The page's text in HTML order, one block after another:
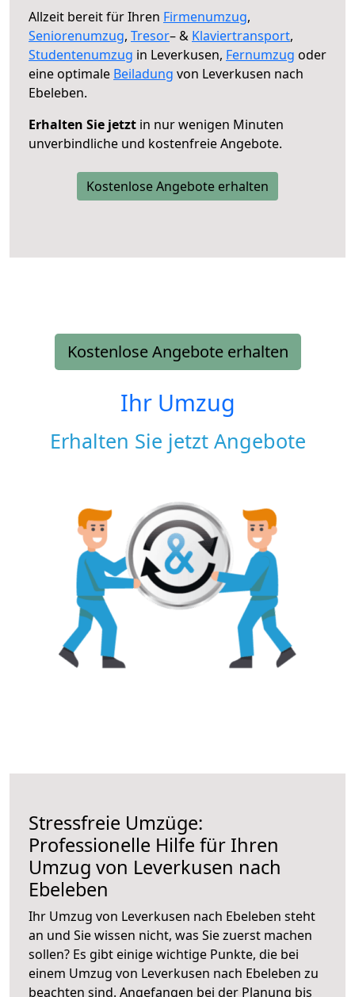
Allzeit bereit für Ihren Firmenumzug,
Seniorenumzug, Tresor– & Klaviertransport,
Studentenumzug in Leverkusen, Fernumzug oder
eine optimale Beiladung von Leverkusen nach
Ebeleben.
Erhalten Sie jetzt in nur wenigen Minuten
unverbindliche und kostenfreie Angebote.
Kostenlose Angebote erhalten
Kostenlose Angebote erhalten
Ihr Umzug
Erhalten Sie jetzt Angebote
Stressfreie Umzüge:
Professionelle Hilfe für Ihren
Umzug von Leverkusen nach
Ebeleben
Ihr Umzug von Leverkusen nach Ebeleben steht
an und Sie wissen nicht, was Sie zuerst machen
sollen? Es gibt einige wichtige Punkte, die bei
einem Umzug von Leverkusen nach Ebeleben zu
beachten sind. Angefangen bei der Planung bis